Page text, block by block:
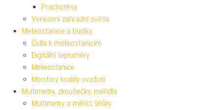
Prachotěsy
Venkovní zahradní světla
Meteostanice a budíky
Čidla k meteostanicím
Digitální teploměry
Meteostanice
Monitory kvality ovzduší
Multimetry, zkoušečky, měřidla
Multimetry a měřící šňůry